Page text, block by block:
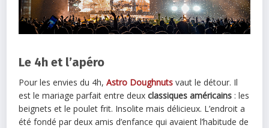
Le 4h et l’apéro
Pour les envies du 4h,Astro Doughnuts vaut le détour. Il
est le mariage parfait entre deuxclassiques américains : les
beignets et le poulet frit. Insolite mais délicieux. L’endroit a
été fondé par deux amis d’enfance qui avaient l’habitude de